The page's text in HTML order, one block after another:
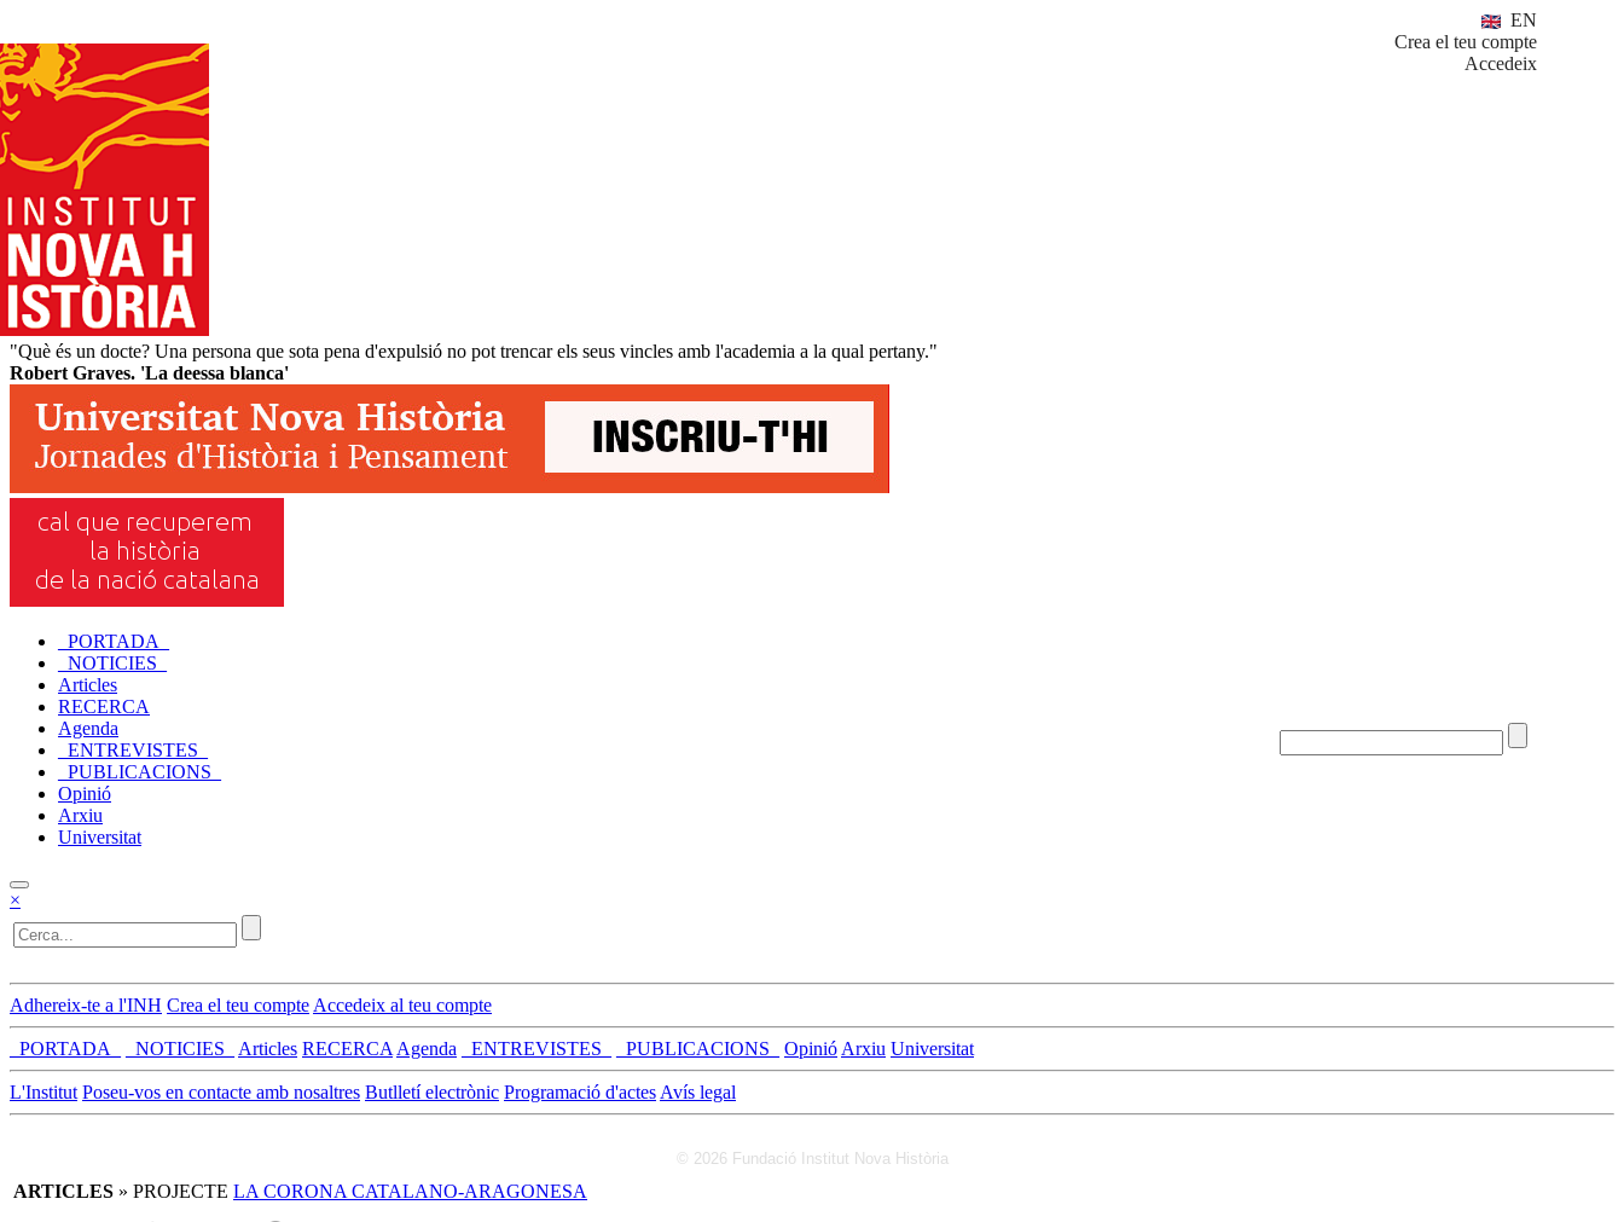
EN
Crea el teu compte
Accedeix
"Què és un docte? Una persona que sota pena d'expulsió no pot trencar els seus vincles amb l'academia a la qual pertany."
Robert Graves. 'La deessa blanca'
_PORTADA_
_NOTICIES_
Articles
RECERCA
Agenda
_ENTREVISTES_
_PUBLICACIONS_
Opinió
Arxiu
Universitat
×
Adhereix-te a l'INH Crea el teu compte Accedeix al teu compte
_PORTADA_ _NOTICIES_ Articles RECERCA Agenda _ENTREVISTES_ _PUBLICACIONS_ Opinió Arxiu Universitat
L'Institut Poseu-vos en contacte amb nosaltres Butlletí electrònic Programació d'actes Avís legal
© 2026 Fundació Institut Nova Història
ARTICLES » PROJECTE LA CORONA CATALANO-ARAGONESA